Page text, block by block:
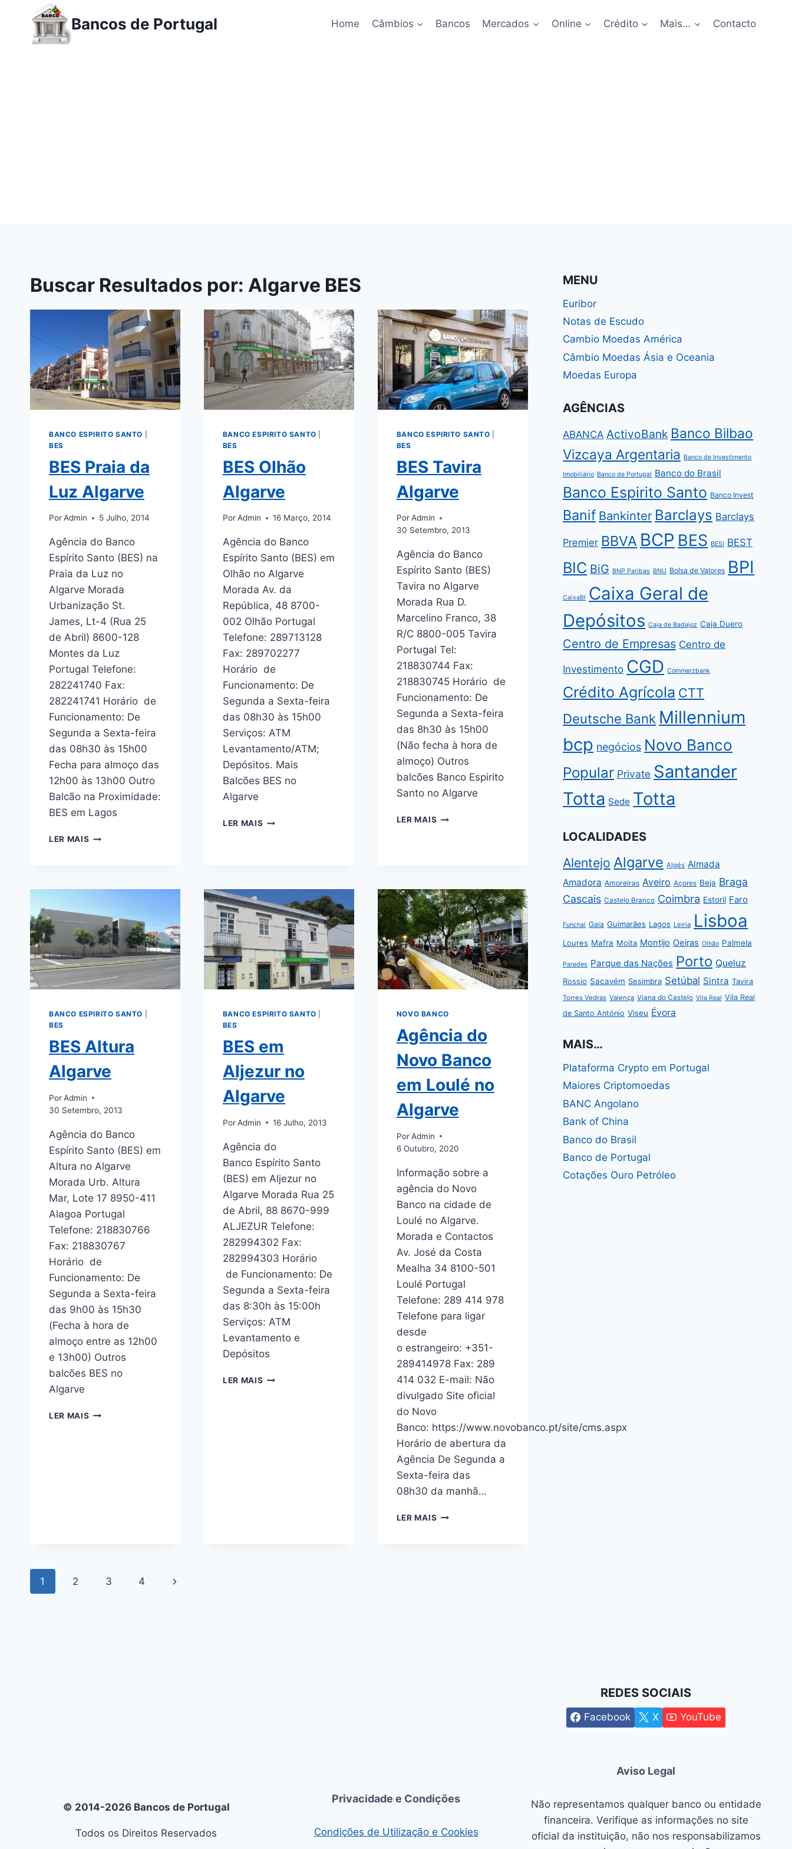
Bancos de Portugal Home Câmbios Bancos Mercados Online Crédito Mais… Contacto
Buscar Resultados por: Algarve BES
BANCO ESPIRITO SANTO
BES
BES Praia da
Luz Algarve
PorAdmin 5 Julho, 2014
Agência do Banco
Espírito Santo (BES) na
Praia da Luz no
Algarve Morada
Urbanização St.
James, Lt-4 (Rua 25
de Abril) 8600-128
Montes da Luz
Portugal Telefone:
282241740 Fax:
282241741 Horário de
Funcionamento: De
Segunda a Sexta-feira
das 08h30 às 15h00
Fecha para almoço das
12h00 às 13h00 Outro
Balcão na Proximidade:
BES em Lagos
LER MAIS BES
BANCO ESPIRITO SANTO
BES
BES Olhão
Algarve
PorAdmin 16 Março, 2014
Agência do Banco
Espírito Santo (BES) em
Olhão no Algarve
Morada Av. da
República, 48 8700-
002 Olhão Portugal
Telefone: 289713128
Fax: 289702277
Horário de
Funcionamento: De
Segunda a Sexta-feira
das 08h30 às 15h00
Serviços: ATM
Levantamento/ATM;
Depósitos. Mais
Balcões BES no
Algarve
LER MAIS BES
BANCO ESPIRITO SANTO
BES
BES Tavira
Algarve
Por Admin
30 Setembro, 2013
Agência do Banco
Espírito Santo (BES)
Tavira no Algarve
Morada Rua D.
Marcelino Franco, 38
R/C 8800-005 Tavira
Portugal Tel:
218830744 Fax:
218830745 Horário de
Funcionamento: De
Segunda a Sexta-feira
das 8h30 às 15h00
(Não fecha à hora de
almoço) Outros
balcões Banco Espirito
Santo no Algarve
LER MAIS BES
BANCO ESPIRITO SANTO
BES
BES Altura
Algarve
PorAdmin
30 Setembro, 2013
Agência do Banco
Espírito Santo (BES) em
Altura no Algarve
Morada Urb. Altura
Mar, Lote 17 8950-411
Alagoa Portugal
Telefone: 218830766
Fax: 218830767
Horário de
Funcionamento: De
Segunda a Sexta-feira
das 9h00 às 15h30
(Fecha à hora de
almoço entre as 12h00
e 13h00) Outros
balcões BES no
Algarve
LER MAIS BES
BANCO ESPIRITO SANTO
BES
BES em
Aljezur no
Algarve
PorAdmin 16 Julho, 2013
Agência do
Banco Espírito Santo
(BES) em Aljezur no
Algarve Morada Rua 25
de Abril, 88 8670-999
ALJEZUR Telefone:
282994302 Fax:
282994303 Horário
de Funcionamento: De
Segunda a Sexta-feira
das 8:30h às 15:00h
Serviços: ATM
Levantamento e
Depósitos
LER MAIS BES
NOVO BANCO
Agência do
Novo Banco
em Loulé no
Algarve
Por Admin
6 Outubro, 2020
Informação sobre a
agência do Novo
Banco na cidade de
Loulé no Algarve.
Morada e Contactos
Av. José da Costa
Mealha 34 8100-501
Loulé Portugal
Telefone: 289 414 978
Telefone para ligar
desde
o estrangeiro: +351-
289414978 Fax: 289
414 032 E-mail: Não
divulgado Site oficial
do Novo
Banco: https://www.novobanco.pt/site/cms.aspx
Horário de abertura da
Agência De Segunda a
Sexta-feira das
08h30 da manhã…
LER MAIS AGÊNCIA
Navegação
1 2 3 4
Next
MENU
Euribor
Notas de Escudo
Cambio Moedas América
Câmbio Moedas Ásia e Oceania
Moedas Europa
AGÊNCIAS
ABANCA ActivoBank Banco Bilbao
Vizcaya Argentaria
Banco de Investimento
Imobiliário Banco de Portugal Banco do Brasil
Banco Espirito Santo Banco Invest
Banif Bankinter Barclays Barclays
Premier BBVA BCP BES BESI BEST
BIC BiG BNP Paribas BNU Bolsa de Valores BPI
CaixaBI Caixa Geral de
Depósitos Caja de Badajoz Caja Duero
Centro de Empresas Centro de
Investimento CGD Commerzbank
Crédito Agrícola CTT
Deutsche Bank Millennium
bcp negócios Novo Banco
Popular Private Santander
Totta Sede Totta
LOCALIDADES
Alentejo Algarve Algés Almada
Amadora Amoreiras Aveiro Açores Beja Braga
Cascais Castelo Branco Coimbra Estoril Faro
Funchal Gaia Guimarães Lagos Leiria Lisboa
Loures Mafra Moita Montijo Oeiras Olhão Palmela
Paredes Parque das Nações Porto Queluz
Rossio Sacavém Sesimbra Setúbal Sintra Tavira
Torres Vedras Valença Viana do Castelo Vila Real Vila Real
de Santo António Viseu Évora
MAIS…
Plataforma Crypto em Portugal
Maiores Criptomoedas
BANC Angolano
Bank of China
Banco do Brasil
Banco de Portugal
Cotações Ouro Petróleo
REDES SOCIAIS
Facebook X YouTube
© 2014-2026 Bancos de Portugal
Todos os Direitos Reservados
Privacidade e Condições
Condições de Utilização e Cookies
Aviso Legal
Não representamos qualquer banco ou entidade
financeira. Verifique as informações no site
oficial da instituição, não nos responsabilizamos